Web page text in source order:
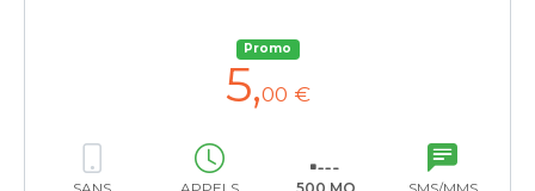
Promo
5,00 €